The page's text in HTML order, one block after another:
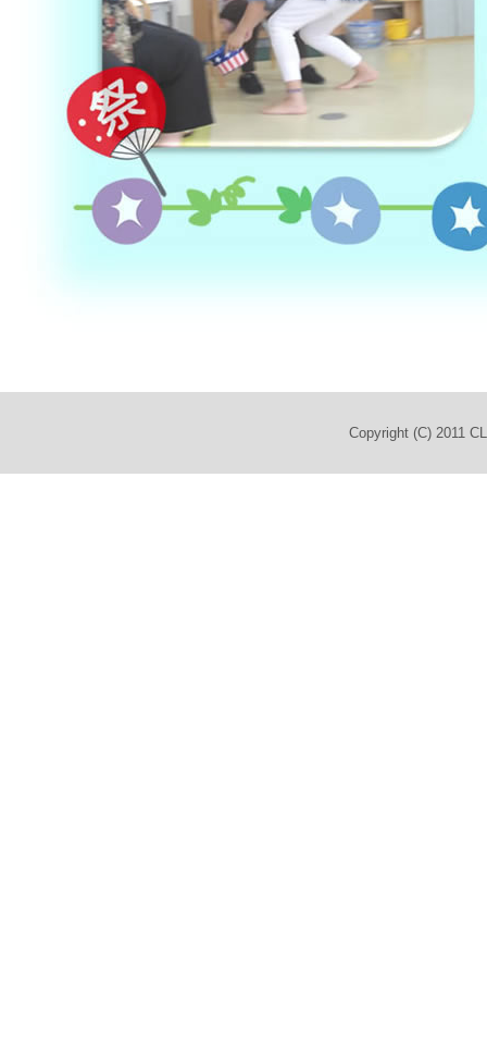
Copyright (C) 2011